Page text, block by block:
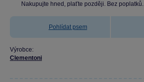
Nakupujte hned, plaťte později. Bez poplatků.
Pohlídat psem
Výrobce:
Clementoni